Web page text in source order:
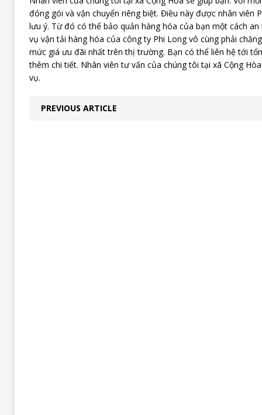
đóng gói và vận chuyển riêng biệt. Điều này được nhân viên
lưu ý. Từ đó có thể bảo quản hàng hóa của bạn một cách
vụ vận tải hàng hóa của công ty Phi Long vô cùng phải
mức giá ưu đãi nhất trên thị trường. Bạn có thể liên hệ tới
thêm chi tiết. Nhân viên tư vấn của chúng tôi tại xã Cộng
vụ.
PREVIOUS ARTICLE